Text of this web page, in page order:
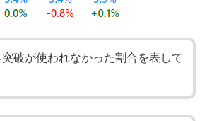
破が使われなかった割合を表して